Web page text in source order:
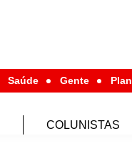
Saúde Gente
COLUNISTAS